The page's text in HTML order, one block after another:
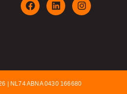
| NL74 ABNA 0430 166680